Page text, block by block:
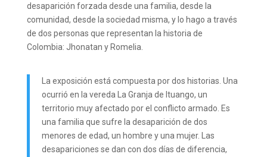
desaparición forzada desde una familia, desde la
comunidad, desde la sociedad misma, y lo hago a través
de dos personas que representan la historia de
Colombia: Jhonatan y Romelia.
La exposición está compuesta por dos historias. Una
ocurrió en la vereda La Granja de Ituango, un
territorio muy afectado por el conflicto armado. Es
una familia que sufre la desaparición de dos
menores de edad, un hombre y una mujer. Las
desapariciones se dan con dos días de diferencia,